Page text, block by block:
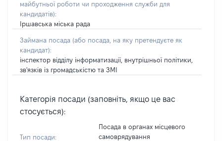
майбутньої роботи чи проходження служби для
кандидатів):
Іршавська міська рада
Займана посада (або посада, на яку претендуєте як
кандидат):
інспектор відділу інформатизації, внутрішньої політики,
зв'язків із громадськістю та ЗМІ
Категорія посади (заповніть, якщо це вас
стосується):
Тип посади:
Посада в органах місцевого
самоврядування